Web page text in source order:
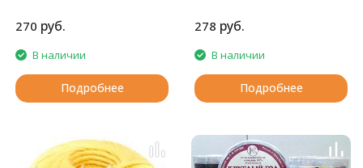
вязания.
270 руб.
В наличии
Подробнее
278 руб.
В наличии
Подробнее